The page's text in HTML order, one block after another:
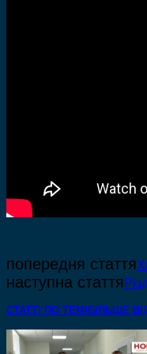
попередня стаття
наступна стаття
СТАТТІ ПО ТЕМІ БІЛЬШЕ